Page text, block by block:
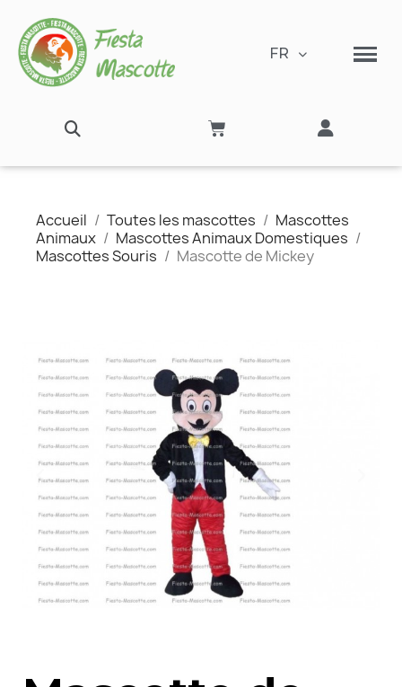
FR
Accueil Toutes les mascottes
Mascottes
Animaux
Mascottes Animaux Domestiques
Mascottes Souris
Mascotte de Mickey